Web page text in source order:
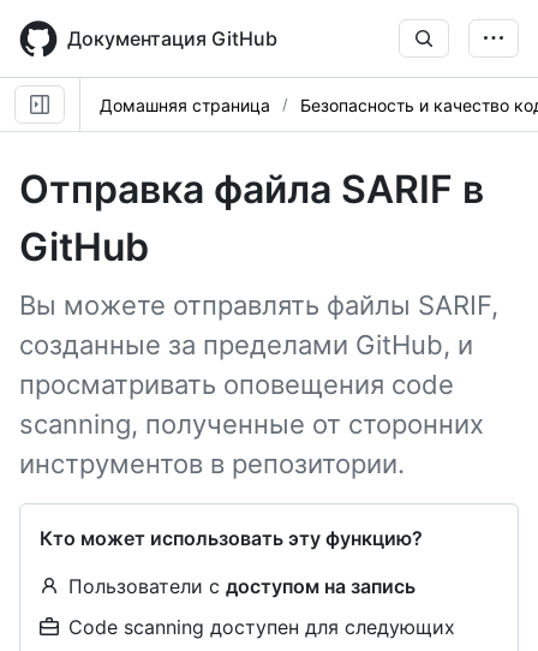
main
content
Документация GitHub
Домашняя страница Безопасность и качество
Отправка файла SARIF в
GitHub
Вы можете отправлять файлы SARIF,
созданные за пределами GitHub, и
просматривать оповещения code
scanning, полученные от сторонних
инструментов в репозитории.
Кто может использовать эту функцию?
Пользователи с доступом на запись
Code scanning доступен для следующих